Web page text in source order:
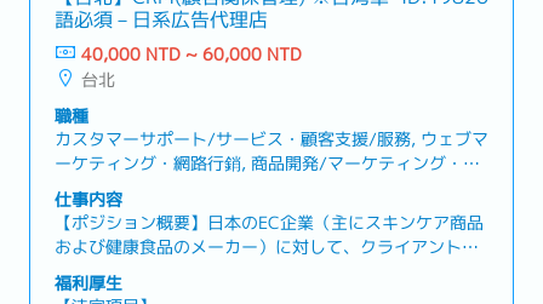
・新人研修、Skill Map育成制度
・業務改善提案制度（提案1件につき100円支給）
・健康診断：2年に1回
成效驗證與改善建議・提升品牌價值與商品價值的企劃立
案與提案
・退休金
【公司福利】
・年終獎金（依個人表現及公司業績浮動）
・人事考核調薪制度（1年2次）
・彈性居家辦公制度（在職半年後，享有1週1天遠端工
作）
・入社日起即享有3天特休
・生日假（在職滿一年後，生日的前後1個月內可獲得生
日假）
・結婚紀念日假
・暑假2日（若為新進同仁，需於6月底前通過試用期）
語必須－日系広告代理店
40,000 NTD ~ 60,000 NTD
台北
職種
カスタマーサポート/サービス・顧客支援/服務, ウェブマ
ーケティング・網路行銷, 商品開発/マーケティング・商
品開發/行銷, 広告/プロモーション・廣告/宣傳
仕事内容
【ポジション概要】日本のEC企業（主にスキンケア商品
および健康食品のメーカー）に対して、クライアントと
のコミュニケーションを図り、既存顧客のリピート購入
を促す仕組みを構築し、LTV（Life Time Value／顧客生
福利厚生